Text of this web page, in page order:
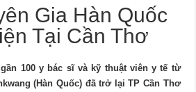
Gia Hàn Quốc
Tại Cần Thơ
100 y bác sĩ và kỹ thuật viên y tế từ
(Hàn Quốc) đã trở lại TP Cần Thơ